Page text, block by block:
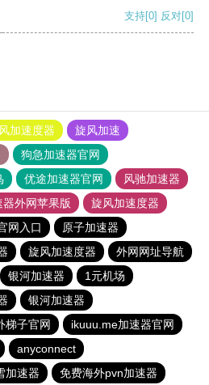
支持[0] 反对[0]
加速度器
旋风加速
狗急加速器官网
优途加速器官网
风驰加速器
外网苹果版
旋风加速度器
网入口
原子加速器
旋风加速度器
外网网址导航
银河加速器
1元机场
银河加速器
梯子官网
ikuuu.me加速器官网
anyconnect
加速器
免费海外pvn加速器